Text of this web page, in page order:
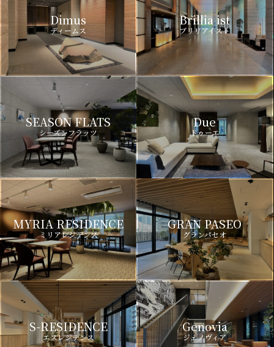
Dimus
ディームス
Brillia ist
ブリリアイスト
SEASON FLATS
シーズンフラッツ
Due
ドゥーエ
MYRIA RESIDENCE
ミリアレジデンス
GRAN PASEO
グランパセオ
S-RESIDENCE
エスレジデンス
Genovia
ジェノヴィア